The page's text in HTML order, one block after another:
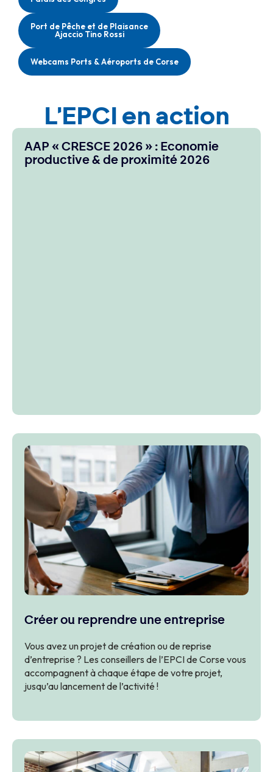
Port de Pêche et de Plaisance
Ajaccio Tino Rossi
Webcams Ports & Aéroports de Corse
L'EPCI en action
AAP « CRESCE 2026 » : Economie
productive & de proximité 2026
Créer ou reprendre une entreprise
Vous avez un projet de création ou de reprise
d’entreprise ? Les conseillers de l’EPCI de Corse vous
accompagnent à chaque étape de votre projet,
jusqu’au lancement de l’activité !